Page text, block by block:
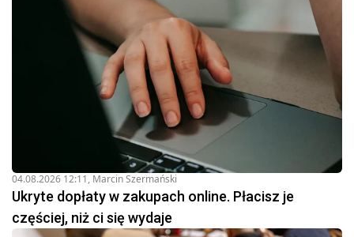
04.08.2026 12:11, Marcin Szermański
Ukryte dopłaty w zakupach online. Płacisz je
częściej, niż ci się wydaje